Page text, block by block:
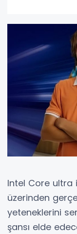
Intel Core ultra
üzerinden
yeteneklerini
şansı elde